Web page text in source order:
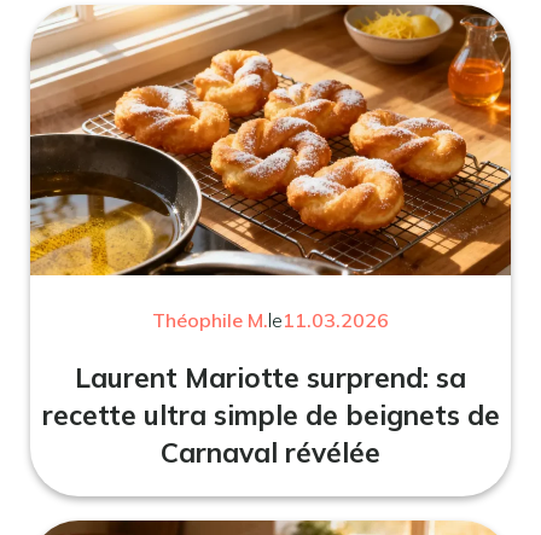
Théophile M.le11.03.2026
Laurent Mariotte surprend: sa
recette ultra simple de beignets de
Carnaval révélée